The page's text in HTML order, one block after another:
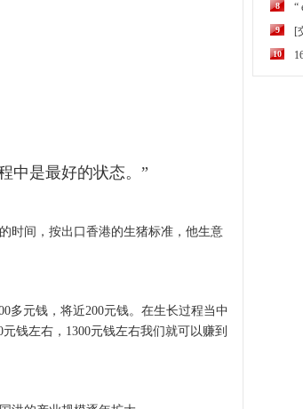
中是最好的状态。”
时间，按出口香港的生猪标准，他生意
元钱，将近200元钱。在生长过程当中
钱左右，1300元钱左右我们就可以赚到
8 “
9 [
10